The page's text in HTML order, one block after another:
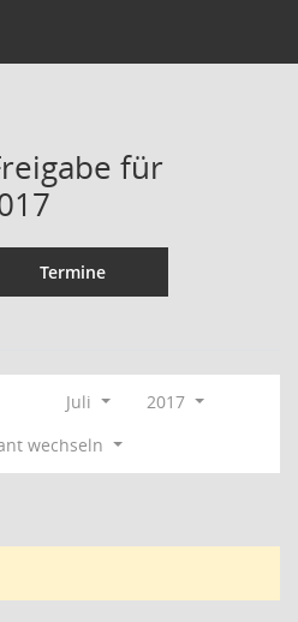
für
Termine
Juli
2017
wechseln